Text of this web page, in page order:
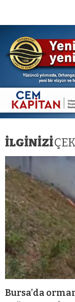
İLGİNİZİ
Bursa’da